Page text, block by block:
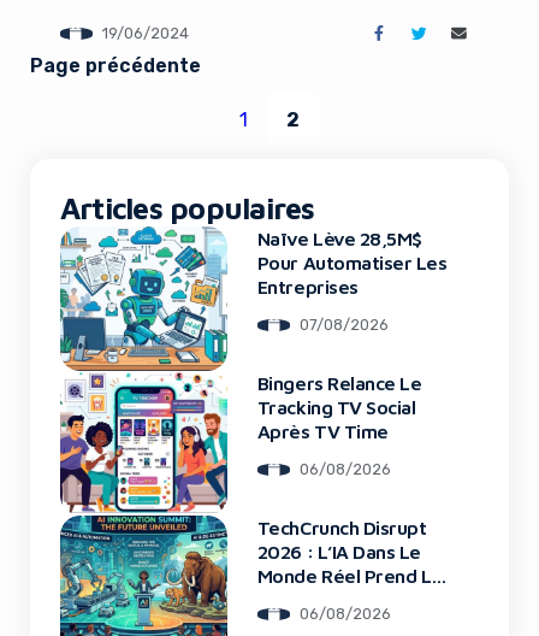
à Pittsburgh qui révolutionne le domaine de la santé
grâce à l’intelligence artificielle (IA). Fondée par le Dr
19/06/2024
Page précédente
1 2
Articles populaires
Naïve Lève 28,5M$
Pour Automatiser Les
Entreprises
07/08/2026
Bingers Relance Le
Tracking TV Social
Après TV Time
06/08/2026
TechCrunch Disrupt
2026 : L’IA Dans Le
Monde Réel Prend La
06/08/2026